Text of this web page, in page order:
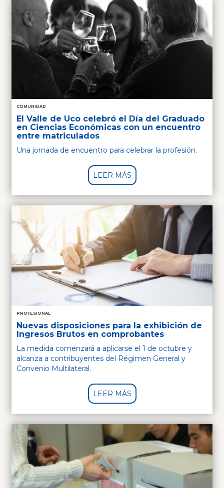
COMUNIDAD
El Valle de Uco celebró el Día del Graduado
en Ciencias Económicas con un encuentro
entre matriculados
Una jornada de encuentro para celebrar la profesión.
LEER MÁS
PROFESIONAL
Nuevas disposiciones para la exhibición de
Ingresos Brutos en comprobantes
La medida comenzará a aplicarse el 1 de octubre y
alcanza a contribuyentes del Régimen General y
Convenio Multilateral.
LEER MÁS